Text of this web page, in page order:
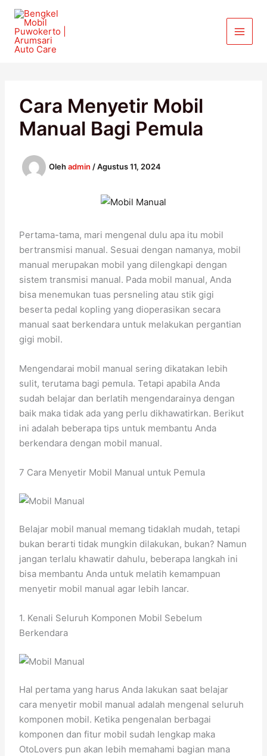
Lewati
konten
Cara Menyetir Mobil
Manual Bagi Pemula
Olehadmin /Agustus 11, 2024
Pertama-tama, mari mengenal dulu apa itu mobil
bertransmisi manual. Sesuai dengan namanya, mobil
manual merupakan mobil yang dilengkapi dengan
sistem transmisi manual. Pada mobil manual, Anda
bisa menemukan tuas persneling atau stik gigi
beserta pedal kopling yang dioperasikan secara
manual saat berkendara untuk melakukan pergantian
gigi mobil.
Mengendarai mobil manual sering dikatakan lebih
sulit, terutama bagi pemula. Tetapi apabila Anda
sudah belajar dan berlatih mengendarainya dengan
baik maka tidak ada yang perlu dikhawatirkan. Berikut
ini adalah beberapa tips untuk membantu Anda
berkendara dengan mobil manual.
7 Cara Menyetir Mobil Manual untuk Pemula
Belajar mobil manual memang tidaklah mudah, tetapi
bukan berarti tidak mungkin dilakukan, bukan? Namun
jangan terlalu khawatir dahulu, beberapa langkah ini
bisa membantu Anda untuk melatih kemampuan
menyetir mobil manual agar lebih lancar.
1. Kenali Seluruh Komponen Mobil Sebelum
Berkendara
Hal pertama yang harus Anda lakukan saat belajar
cara menyetir mobil manual adalah mengenal seluruh
komponen mobil. Ketika pengenalan berbagai
komponen dan fitur mobil sudah lengkap maka
OtoLovers pun akan lebih memahami bagian mana